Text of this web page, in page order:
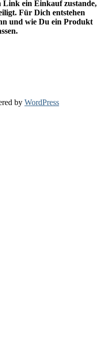
Link ein Einkauf zustande,
Für Dich entstehen
und wie Du ein Produkt
by WordPress